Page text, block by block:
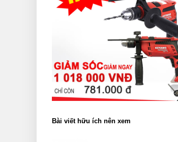
Bài viết hữu ích nên xem